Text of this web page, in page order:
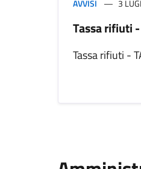
AVVISI 3
Tassa rifiuti
Tassa rifiuti -